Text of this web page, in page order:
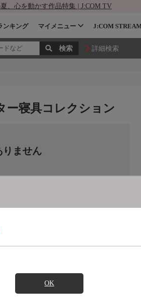
、心を動かす作品特集 | J:COM TV
ンキング マイメニュー J:COM
詳細検索
OK
ー寝具コレクション
りません